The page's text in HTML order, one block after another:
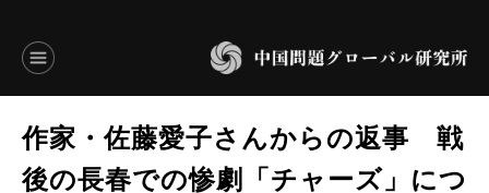
言語別アーカイブ
ENGLISH
作家・佐藤愛子さんからの返事 戦
後の長春での惨劇「チャーズ」につ